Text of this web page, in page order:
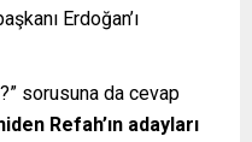
Erdoğan’ı
sorusuna da cevap
Refah’ın adayları